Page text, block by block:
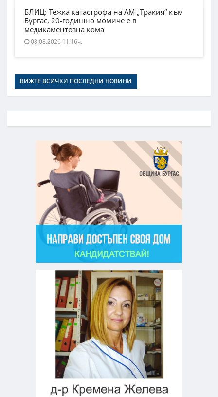
БЛИЦ: Тежка катастрофа на АМ „Тракия“ към
Бургас, 20-годишно момиче е в
медикаментозна кома
08.08.2026 11:16ч.
ВИЖТЕ ВСИЧКИ ПОСЛЕДНИ НОВИНИ